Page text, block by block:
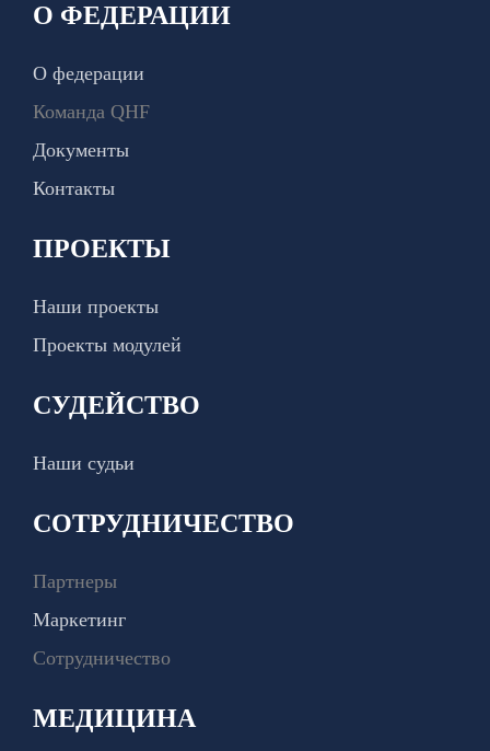
О ФЕДЕРАЦИИ
О федерации
Команда QHF
Документы
Контакты
ПРОЕКТЫ
Наши проекты
Проекты модулей
СУДЕЙСТВО
Наши судьи
СОТРУДНИЧЕСТВО
Партнеры
Маркетинг
Сотрудничество
МЕДИЦИНА